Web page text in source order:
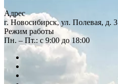
Адрес
г. Новосибирск, ул. Полевая, д. 3
Режим работы
Пн. – Пт.: с 9:00 до 18:00